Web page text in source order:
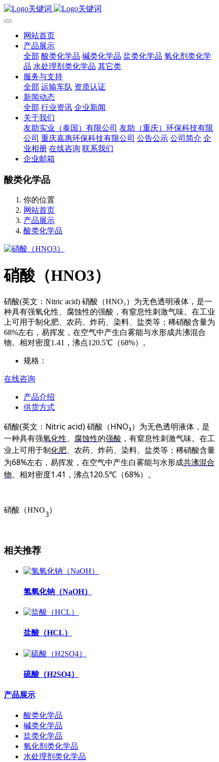
网站首页
产品展示
全部 酸类化学品 碱类化学品 盐类化学品 氧化剂类化学
品 水处理剂类化学品 其它类
服务与支持
全部 运输车队 资质认证
新闻动态
全部 行业资讯 企业新闻
关于我们
友助实业（泰国）有限公司 友助（重庆）环保科技有限
公司 重庆嘉惠环保科技有限公司 公告公示 公司简介 企
业相册 在线咨询 联系我们
企业邮箱
酸类化学品
你的位置
网站首页
产品展示
酸类化学品
硝酸（HNO3）
硝酸(英文：Nitric acid) 硝酸（HNO₃）为无色透明液体，是一
种具有强氧化性、腐蚀性的强酸，有窒息性刺激气味。在工业
上可用于制化肥、农药、炸药、染料、盐类等；稀硝酸含量为
68%左右，易挥发，在空气中产生白雾能与水形成共沸混合
物。相对密度1.41，沸点120.5℃（68%）。
规格：
在线咨询
产品介绍
供货方式
硝酸(英文： Nitric acid) 硝酸（HNO₃）为无色透明液体，是
一种具有强氧化性 腐蚀性的强酸 ，有窒息性刺激气味。在工
业上可用于制 化肥 、农药、炸药、染料、盐类等；稀硝酸含量
为68%左右，易挥发，在空气中产生白雾能与水形成共沸混合
物。相对密度1.41 ， 沸点120.5℃（68%）。
硝酸（HNO3）
相关推荐
氢氧化钠（NaOH）
盐酸（HCL）
硫酸（H2SO4）
产品展示
酸类化学品
碱类化学品
盐类化学品
氧化剂类化学品
水处理剂类化学品